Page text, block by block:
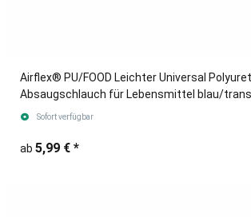
Airflex® PU/FOOD Leichter Universal
Absaugschlauch für Lebensmittel blau/
(Meterware)
Sofort verfügbar
ab 5,99 € *